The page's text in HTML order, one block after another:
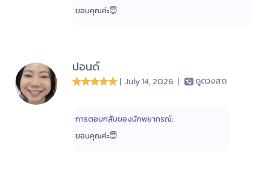
ขอบคุณค่ะ😇
ปอนด์
| July 14, 2026 | ดูดวงสด
การตอบกลับของนักพยากรณ์:
ขอบคุณค่ะ😇